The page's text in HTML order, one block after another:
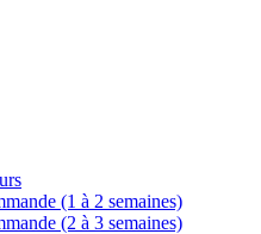
(1 à 2 semaines)
(2 à 3 semaines)